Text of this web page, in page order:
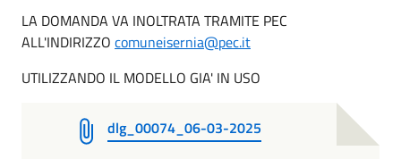
LA DOMANDA VA INOLTRATA TRAMITE PEC
ALL'INDIRIZZO comuneisernia@pec.it
UTILIZZANDO IL MODELLO GIA' IN USO
dlg_00074_06-03-2025